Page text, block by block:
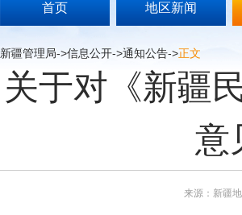
首页 地区新闻
新疆管理局->信息公开->通知公告->正文
关于对《新疆
意
来源：新疆
按
Alt
波
浪